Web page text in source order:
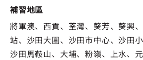
補習地區
將軍澳、西貢、荃灣、葵芳、葵興
站、沙田大圍、沙田市中心、沙田
沙田馬鞍山、大埔、粉嶺、上水、